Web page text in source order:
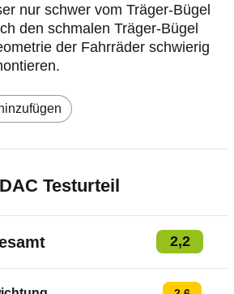
nur schwer vom Träger-Bügel
den schmalen Träger-Bügel
der Fahrräder schwierig
Testurteil
2,2